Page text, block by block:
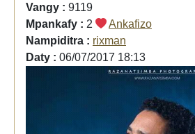
Vangy : 9119
Mpankafy : 2
Ankafizo
Nampiditra : rixman
Daty : 06/07/2017 18:13